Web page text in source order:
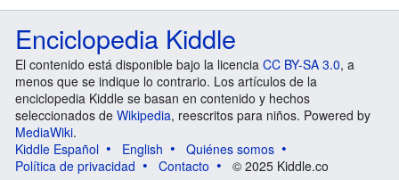
Enciclopedia Kiddle
El contenido está disponible bajo la licencia CC BY-SA 3.0, a
menos que se indique lo contrario. Los artículos de la
enciclopedia Kiddle se basan en contenido y hechos
seleccionados de Wikipedia, reescritos para niños. Powered by
MediaWiki.
Kiddle Español
English
Quiénes somos
Política de privacidad
Contacto © 2025 Kiddle.co